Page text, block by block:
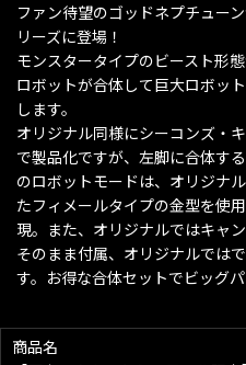
ファン待望のゴッドネプチュー
リーズに登場！
モンスタータイプのビースト形
ロボットが合体して巨大ロボッ
します。
オリジナル同様にシーコンズ・
で製品化ですが、左脚に合体す
のロボットモードは、オリジナ
たフィメールタイプの金型を使
現。また、オリジナルではキャ
そのまま付属、オリジナルでは
す。お得な合体セットでビッグパ
商品名